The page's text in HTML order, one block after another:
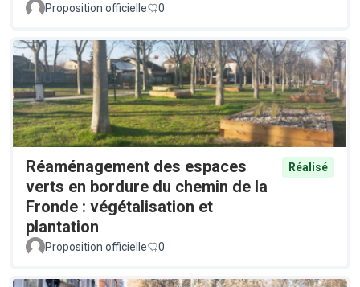
Proposition officielle 0
Réaménagement des espaces
verts en bordure du chemin de la
Fronde : végétalisation et
plantation
Réalisé
Proposition officielle 0